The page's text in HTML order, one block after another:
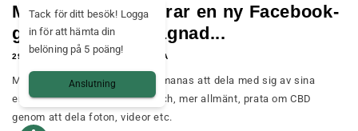
Mama Kana lanserar en ny Facebook-
grupp som är tillägnad...
29 JUNI 2021 MAMMA KANA
Medlemmar i communityn uppmanas att dela med sig av sina
erfarenheter, ge sina åsikter och, mer allmänt, prata om CBD
genom att dela foton, videor etc.
Tack för ditt besök! Logga
in för att hämta din
belöning på 5 poäng!
Anslutning